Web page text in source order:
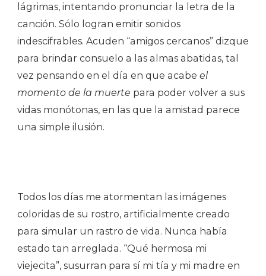
lágrimas, intentando pronunciar la letra de la
canción. Sólo logran emitir sonidos
indescifrables. Acuden “amigos cercanos” dizque
para brindar consuelo a las almas abatidas, tal
vez pensando en el día en que acabe el
momento de la muerte para poder volver a sus
vidas monótonas, en las que la amistad parece
una simple ilusión.
Todos los días me atormentan las imágenes
coloridas de su rostro, artificialmente creado
para simular un rastro de vida. Nunca había
estado tan arreglada. “Qué hermosa mi
viejecita”, susurran para sí mi tía y mi madre en